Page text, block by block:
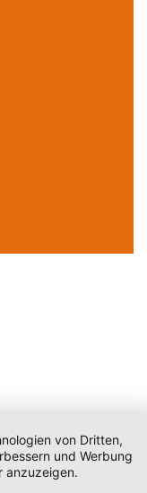
von Dritten,
und Werbung
anzuzeigen.